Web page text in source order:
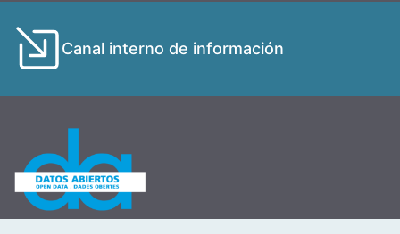
Canal interno de información